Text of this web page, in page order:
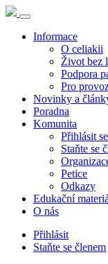
Informace
O celiakii
Život bez
Podpora
Pro
Novinky a
Poradna
Komunita
Přihlásit se
Staňte se
Petice
Odkazy
Edukační
O nás
Přihlásit
Staňte se členem